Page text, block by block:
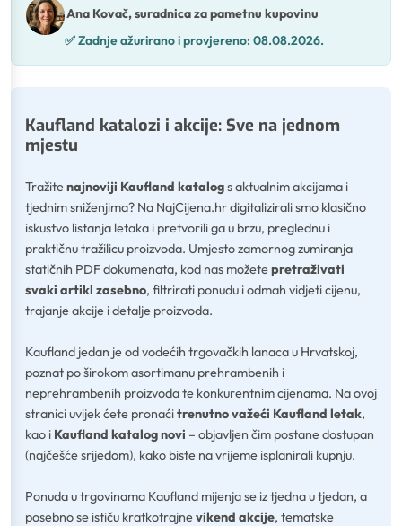
Ana Kovač, suradnica za pametnu kupovinu
✅Zadnje ažurirano i provjereno: 08.08.2026.
Kaufland katalozi i akcije: Sve na jednom
mjestu
Tražitenajnoviji Kaufland katalogs aktualnim akcijama i
tjednim sniženjima? Na NajCijena.hr digitalizirali smo klasično
iskustvo listanja letaka i pretvorili ga u brzu, preglednu i
praktičnu tražilicu proizvoda. Umjesto zamornog zumiranja
statičnih PDF dokumenata, kod nas možetepretraživati
svaki artikl zasebno, filtrirati ponudu i odmah vidjeti cijenu,
trajanje akcije i detalje proizvoda.
Kaufland jedan je od vodećih trgovačkih lanaca u Hrvatskoj,
poznat po širokom asortimanu prehrambenih i
neprehrambenih proizvoda te konkurentnim cijenama. Na ovoj
stranici uvijek ćete pronaćitrenutno važeći Kaufland letak,
kao i Kaufland katalog novi – objavljen čim postane dostupan
(najčešće srijedom), kako biste na vrijeme isplanirali kupnju.
Ponuda u trgovinama Kaufland mijenja se iz tjedna u tjedan, a
posebno se ističu kratkotrajnevikend akcije, tematske